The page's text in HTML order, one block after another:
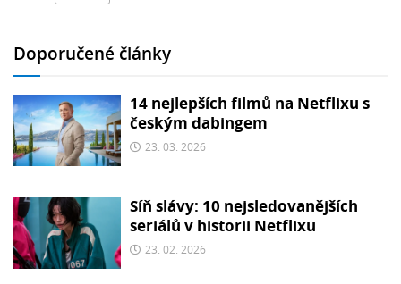
Doporučené články
14 nejlepších filmů na Netflixu s
českým dabingem
23. 03. 2026
Síň slávy: 10 nejsledovanějších
seriálů v historii Netflixu
23. 02. 2026